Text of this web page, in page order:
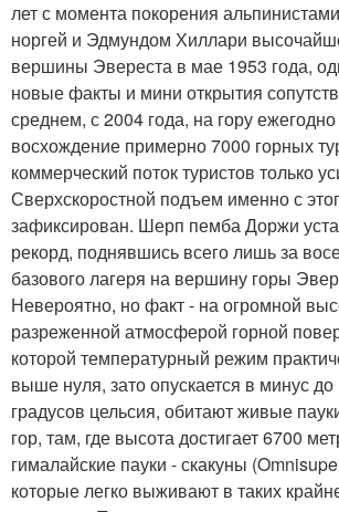
лет с момента покорения
норгей и Эдмундом Хиллари
вершины Эвереста в мае 1953 года,
новые факты и мини открытия
среднем, с 2004 года, на гору
восхождение примерно 7000 горных
коммерческий поток туристов только
Сверхскоростной подъем именно с
зафиксирован. Шерп пемба Доржи
рекорд, поднявшись всего лишь за
базового лагеря на вершину горы
Невероятно, но факт - на огромной
разреженной атмосферой горной
которой температурный режим
выше нуля, зато опускается в минус
градусов цельсия, обитают живые
гор, там, где высота достигает 6700
гималайские пауки - скакуны
которые легко выживают в таких